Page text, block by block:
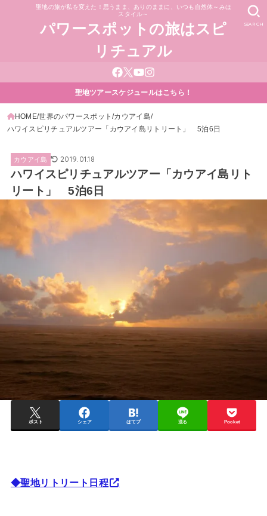
聖地の旅が私を変えた！思うまま、ありのままに、いつも自然体～みほ
スタイル～
パワースポットの旅はスピ
リチュアル
SEARCH
聖地ツアースケジュールはこちら！
HOME 世界のパワースポット カウアイ島
ハワイスピリチュアルツアー「カウアイ島リトリート」 5泊6日
カウアイ島 2019.01.18
ハワイスピリチュアルツアー「カウアイ島リト
リート」 5泊6日
ポスト シェア はてブ 送る Pocket
◆聖地リトリート日程